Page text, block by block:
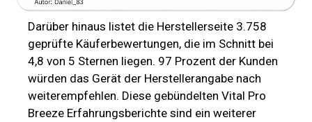
Darüber hinaus listet die Herstellerseite 3.758
geprüfte Käuferbewertungen, die im Schnitt bei
4,8 von 5 Sternen liegen. 97 Prozent der Kunden
würden das Gerät der Herstellerangabe nach
weiterempfehlen. Diese gebündelten Vital Pro
Breeze Erfahrungsberichte sind ein weiterer